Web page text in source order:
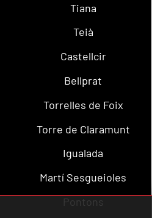
Tiana
Teià
Castellcir
Bellprat
Torrelles de Foix
Torre de Claramunt
Igualada
Martí Sesgueioles
Pontons